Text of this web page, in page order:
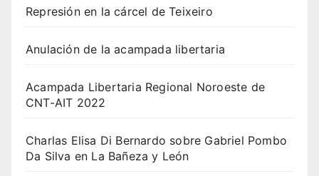
Represión en la cárcel de Teixeiro
Anulación de la acampada libertaria
Acampada Libertaria Regional Noroeste de
CNT-AIT 2022
Charlas Elisa Di Bernardo sobre Gabriel Pombo
Da Silva en La Bañeza y León